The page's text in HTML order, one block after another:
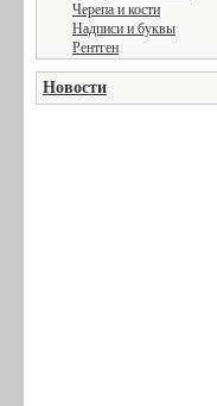
Черепа и кости
Надписи и буквы
Рентген
Новости